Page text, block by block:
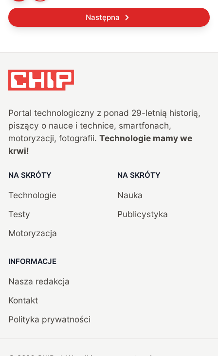
Następna
Portal technologiczny z ponad 29-letnią historią,
piszący o nauce i technice, smartfonach,
motoryzacji, fotografii. Technologie mamy we
krwi!
NA SKRÓTY
Technologie
Testy
Motoryzacja
NA SKRÓTY
Nauka
Publicystyka
INFORMACJE
Nasza redakcja
Kontakt
Polityka prywatności